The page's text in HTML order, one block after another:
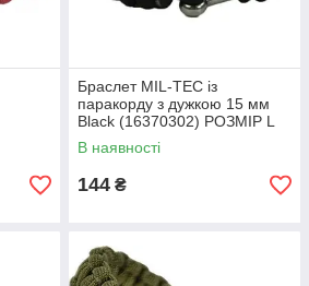
Браслет MIL-TEC із
паракорду з дужкою 15 мм
Black (16370302) РОЗМІР L
В наявності
144 ₴